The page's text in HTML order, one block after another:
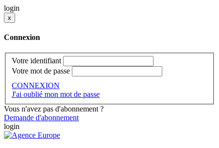
login
x
Connexion
Votre identifiant
Votre mot de passe
CONNEXION
J'ai oublié mon mot de passe
Vous n'avez pas d'abonnement ?
Demande d'abonnement
login